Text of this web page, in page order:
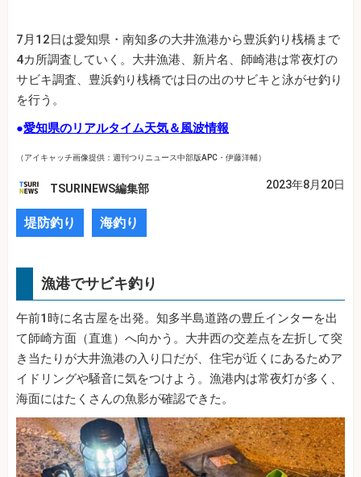
7月12日は愛知県・南知多の大井漁港から豊浜釣り桟橋まで
4カ所調査していく。大井漁港、新片名、師崎港は常夜灯の
サビキ調査、豊浜釣り桟橋では日の出のサビキと泳がせ釣り
を行う。
●愛知県のリアルタイム天気＆風波情報
（アイキャッチ画像提供：週刊つりニュース中部版APC・伊藤洋輔）
TSURINEWS編集部 2023年8月20日
堤防釣り 海釣り
漁港でサビキ釣り
午前1時に名古屋を出発。知多半島道路の豊丘インターを出
て師崎方面（直進）へ向かう。大井西の交差点を左折して突
き当たりが大井漁港の入り口だが、住宅が近くにあるためア
イドリングや騒音に気をつけよう。漁港内は常夜灯が多く、
海面にはたくさんの魚影が確認できた。